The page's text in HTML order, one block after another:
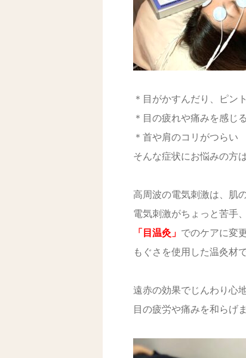
＊目がかすんだり、ピン
＊目の疲れや痛みを感じる
＊首や肩のコリがつらい
そんな症状にお悩みの方
高周波の電気刺激は、肌
電気刺激がちょっと苦手
「目温灸」 でのケアに変
もぐさを使用した温灸材
遠赤の効果でじんわり心
目の疲労や痛みを和らげま